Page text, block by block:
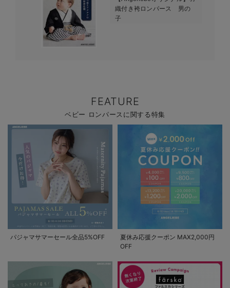
織付き袴ロンパース 男の
子
FEATURE
ベビー ロンパースに関する特集
パジャマサマーセール全品5%OFF
夏休み応援クーポン MAX2,000円
OFF